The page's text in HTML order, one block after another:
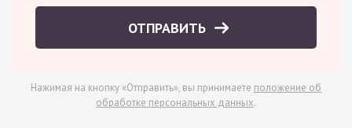
ОТПРАВИТЬ
Нажимая на кнопку «Отправить», вы принимаете положение об
обработке персональных данных.